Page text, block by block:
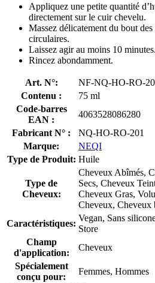
Appliquez une petite quantité
directement sur le cuir chevelu.
Massez délicatement du bout
circulaires.
Laissez agir au moins 10 minutes.
Rincez abondamment.
Art. N°:
NF-NQ-HO-RO-
Contenu :
75 ml
Code-barres
EAN :
4063528086280
Fabricant N° :
NQ-HO-RO-201
Marque:
NEQI
Type de Produit: Huile
Type de
Cheveux:
Cheveux Abîmés,
Secs, Cheveux
Cheveux Gras,
Cheveux, Cheveux
Caractéristiques:
Vegan, Sans
Store
Champ
d'application:
Cheveux
Spécialement
conçu pour:
Femmes, Hommes